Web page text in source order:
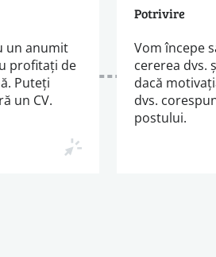
un anumit
profitați de
Puteți
un CV.
Potrivire
Vom începe
cererea dvs.
dacă
dvs.
postului.